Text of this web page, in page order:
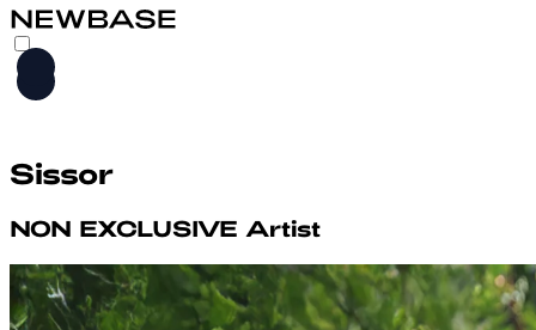
ARTISTS
M2M
ABOUT
Sissor
NON EXCLUSIVE Artist